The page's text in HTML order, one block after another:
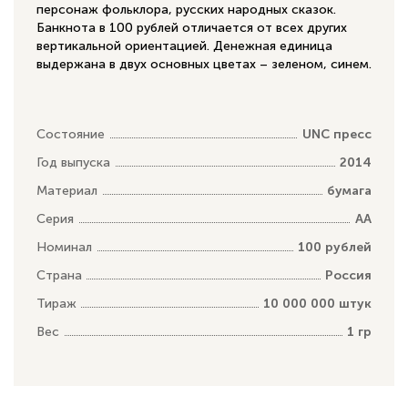
персонаж фольклора, русских народных сказок.
Банкнота в 100 рублей отличается от всех других
вертикальной ориентацией. Денежная единица
выдержана в двух основных цветах – зеленом, синем.
Состояние
UNC пресс
Год выпуска
2014
Материал
бумага
Серия
АА
Номинал
100 рублей
Страна
Россия
Тираж
10 000 000 штук
Вес
1 гр